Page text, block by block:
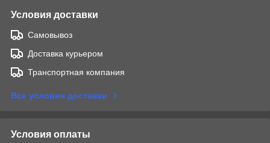
Условия доставки
Самовывоз
Доставка курьером
Транспортная компания
Все условия доставки
Условия оплаты